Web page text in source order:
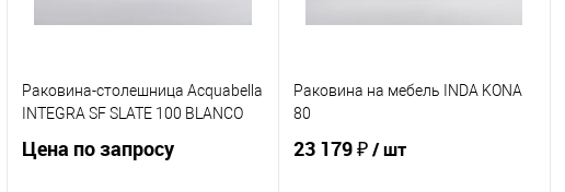
Раковина-столешница Acquabella
INTEGRA SF SLATE 100 BLANCO
Цена по запросу
Раковина на мебель INDA KONA
80
23 179 ₽/ шт